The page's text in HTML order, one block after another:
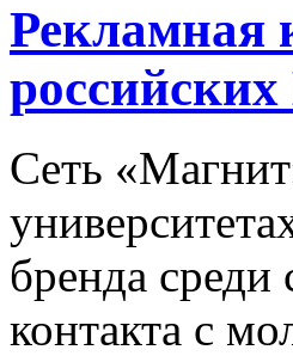
Рекламная
Сеть
бренда среди
контакта с